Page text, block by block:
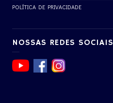
POLÍTICA DE PRIVACIDADE
NOSSAS REDES SOCIAIS